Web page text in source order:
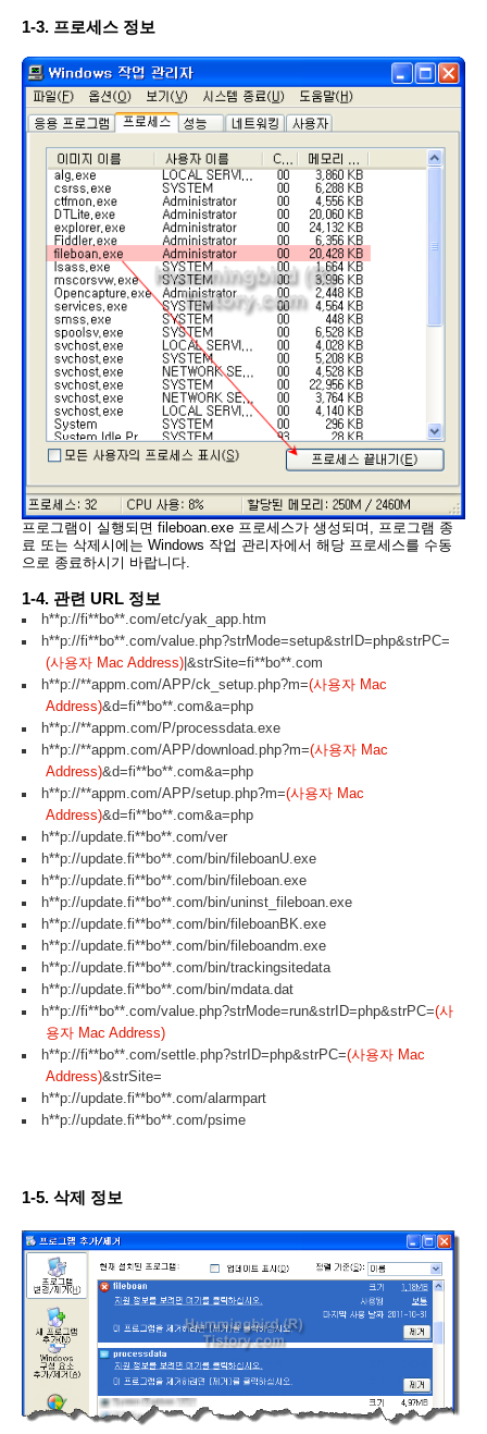
1-3. 프로세스 정보
프로그램이 실행되면 fileboan.exe 프로세스가 생성되며, 프로그램 종
료 또는 삭제시에는 Windows 작업 관리자에서 해당 프로세스를 수동
으로 종료하시기 바랍니다.
1-4. 관련 URL 정보
h**p://fi**bo**.com/etc/yak_app.htm
h**p://fi**bo**.com/value.php?strMode=setup&strID=php&strPC=
(사용자 Mac Address) |&strSite=fi**bo**.com
h**p://**appm.com/APP/ck_setup.php?m=(사용자 Mac
Address)&d=fi**bo**.com&a=php
h**p://**appm.com/P/processdata.exe
h**p://**appm.com/APP/download.php?m=(사용자 Mac
Address)&d=fi**bo**.com&a=php
h**p://**appm.com/APP/setup.php?m=(사용자 Mac
Address)&d=fi**bo**.com&a=php
h**p://update.fi**bo**.com/ver
h**p://update.fi**bo**.com/bin/fileboanU.exe
h**p://update.fi**bo**.com/bin/fileboan.exe
h**p://update.fi**bo**.com/bin/uninst_fileboan.exe
h**p://update.fi**bo**.com/bin/fileboanBK.exe
h**p://update.fi**bo**.com/bin/fileboandm.exe
h**p://update.fi**bo**.com/bin/trackingsitedata
h**p://update.fi**bo**.com/bin/mdata.dat
h**p://fi**bo**.com/value.php?strMode=run&strID=php&strPC=(사
용자 Mac Address)
h**p://fi**bo**.com/settle.php?strID=php&strPC=(사용자 Mac
Address)&strSite=
h**p://update.fi**bo**.com/alarmpart
h**p://update.fi**bo**.com/psime
1-5. 삭제 정보